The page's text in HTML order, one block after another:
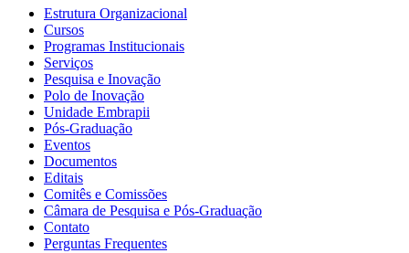
Estrutura Organizacional
Cursos
Programas Institucionais
Serviços
Pesquisa e Inovação
Polo de Inovação
Unidade Embrapii
Pós-Graduação
Eventos
Documentos
Editais
Comitês e Comissões
Câmara de Pesquisa e Pós-Graduação
Contato
Perguntas Frequentes